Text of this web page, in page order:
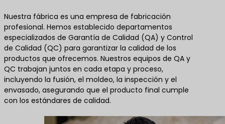
Nuestra fábrica es una empresa de fabricación
profesional. Hemos establecido departamentos
especializados de Garantía de Calidad (QA) y Control
de Calidad (QC) para garantizar la calidad de los
productos que ofrecemos. Nuestros equipos de QA y
QC trabajan juntos en cada etapa y proceso,
incluyendo la fusión, el moldeo, la inspección y el
envasado, asegurando que el producto final cumple
con los estándares de calidad.